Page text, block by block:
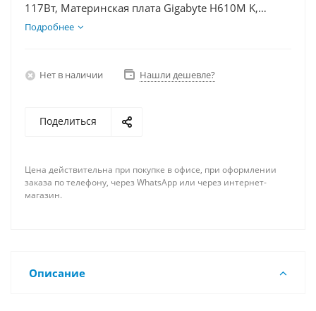
117Вт, Материнская плата Gigabyte H610M K,
Видеокарта RTX 3060 12Гб, Память DDR4 32Gb,
Подробнее
Нет в наличии Нашли дешевле?
Поделиться
Цена действительна при покупке в офисе, при оформлении
заказа по телефону, через WhatsApp или через интернет-
магазин.
Описание